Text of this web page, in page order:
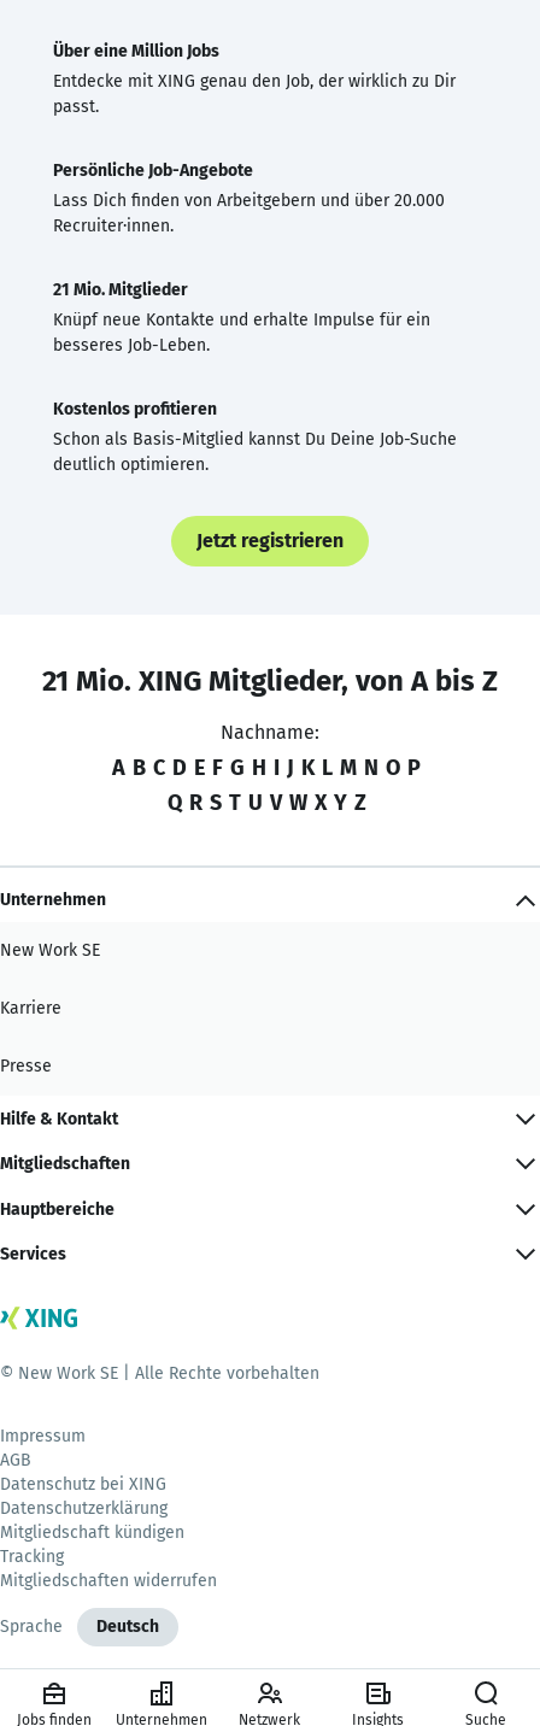
Über eine Million Jobs
Entdecke mit XING genau den Job, der wirklich zu Dir
passt.
Persönliche Job-Angebote
Lass Dich finden von Arbeitgebern und über 20.000
Recruiter·innen.
21 Mio. Mitglieder
Knüpf neue Kontakte und erhalte Impulse für ein
besseres Job-Leben.
Kostenlos profitieren
Schon als Basis-Mitglied kannst Du Deine Job-Suche
deutlich optimieren.
Jetzt registrieren
21 Mio. XING Mitglieder, von A bis Z
Nachname:
A B C D E F G H I J K L M N O P
Q R S T U V W X Y Z
Unternehmen
New Work SE
Karriere
Presse
Hilfe & Kontakt
Mitgliedschaften
Hauptbereiche
Services
© New Work SE | Alle Rechte vorbehalten
Impressum
AGB
Datenschutz bei XING
Datenschutzerklärung
Mitgliedschaft kündigen
Tracking
Mitgliedschaften widerrufen
Sprache Deutsch
Jobs finden Unternehmen Netzwerk Insights Suche